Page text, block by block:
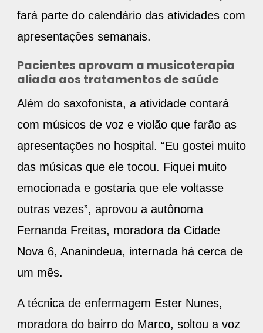
fará parte do calendário das atividades com
apresentações semanais.
Pacientes aprovam a musicoterapia
aliada aos tratamentos de saúde
Além do saxofonista, a atividade contará
com músicos de voz e violão que farão as
apresentações no hospital. “Eu gostei muito
das músicas que ele tocou. Fiquei muito
emocionada e gostaria que ele voltasse
outras vezes”, aprovou a autônoma
Fernanda Freitas, moradora da Cidade
Nova 6, Ananindeua, internada há cerca de
um mês.
A técnica de enfermagem Ester Nunes,
moradora do bairro do Marco, soltou a voz